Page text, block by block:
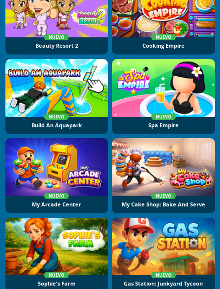
NUEVO
Beauty Resort 2
NUEVO
Cooking Empire
NUEVO
Build An Aquapark
NUEVO
Spa Empire
NUEVO
My Arcade Center
NUEVO
My Cake Shop: Bake And Serve
NUEVO
Sophie's Farm
NUEVO
Gas Station: Junkyard Tycoon